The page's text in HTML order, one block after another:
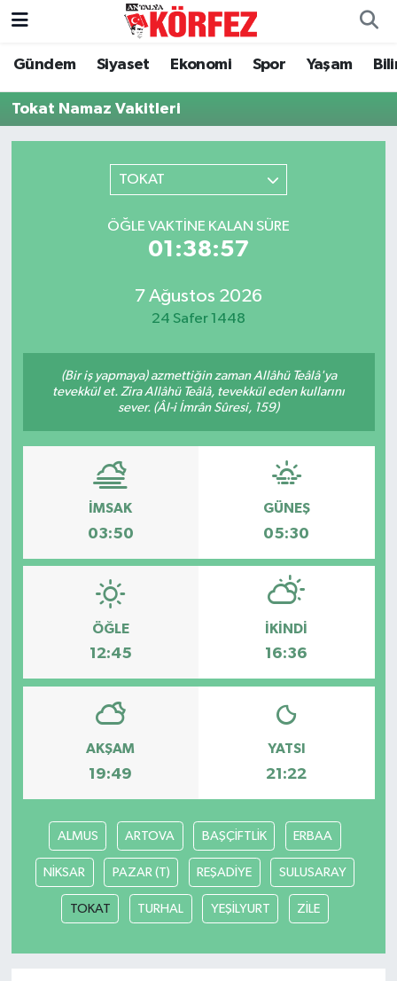
Gündem Siyaset Ekonomi Spor Yaşam
Tokat Namaz Vakitleri
TOKAT
ÖĞLE VAKTINE KALAN SÜRE
01:38:57
7 Ağustos 2026
24 Safer 1448
(Bir iş yapmaya) azmettiğin zaman Allâhü Teâlâ'ya
tevekkül et. Zira Allâhü Teâlâ, tevekkül eden kullarını
sever. (Âl-i İmrân Sûresi, 159)
İMSAK
03:50
GÜNEŞ
05:30
ÖĞLE
12:45
İKINDI
16:36
AKŞAM
19:49
YATSI
21:22
ALMUS ARTOVA BAŞÇİFTLİK ERBAA
NİKSAR PAZAR (T) REŞADİYE SULUSARAY
TOKAT TURHAL YEŞİLYURT ZİLE
Gündem
Siyaset
Dünya
Eğitim
Turizm
Kültür ve Sanat
Sivil Toplum
Tarım
Güvenlik
Resmi İlanlar
Nöbetçi Eczaneler
Hava Durumu
Tüm Manşetler
Son Dakika Haberleri